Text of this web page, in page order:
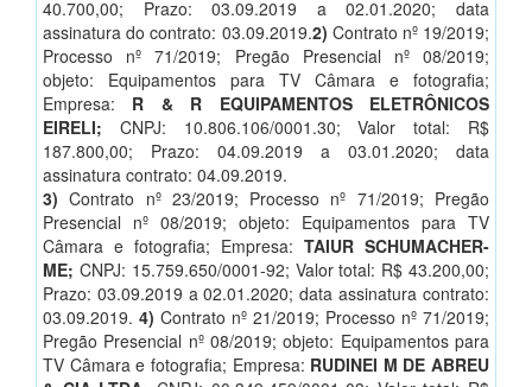
40.700,00; Prazo: 03.09.2019 a 02.01.2020; data
assinatura do contrato: 03.09.2019.2) Contrato nº 19/2019;
Processo nº 71/2019; Pregão Presencial nº 08/2019;
objeto: Equipamentos para TV Câmara e fotografia;
Empresa: R & R EQUIPAMENTOS ELETRÔNICOS
EIRELI; CNPJ: 10.806.106/0001.30; Valor total: R$
187.800,00; Prazo: 04.09.2019 a 03.01.2020; data
assinatura contrato: 04.09.2019.
3) Contrato nº 23/2019; Processo nº 71/2019; Pregão
Presencial nº 08/2019; objeto: Equipamentos para TV
Câmara e fotografia; Empresa: TAIUR SCHUMACHER-
ME; CNPJ: 15.759.650/0001-92; Valor total: R$ 43.200,00;
Prazo: 03.09.2019 a 02.01.2020; data assinatura contrato:
03.09.2019. 4) Contrato nº 21/2019; Processo nº 71/2019;
Pregão Presencial nº 08/2019; objeto: Equipamentos para
TV Câmara e fotografia; Empresa: RUDINEI M DE ABREU